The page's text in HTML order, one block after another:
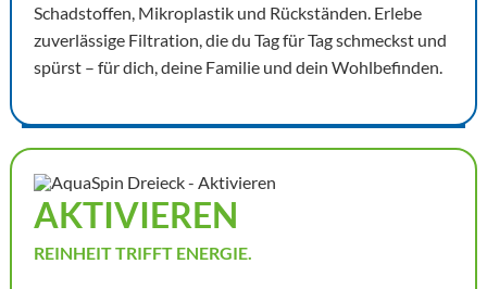
Schadstoffen, Mikroplastik und Rückständen. Erlebe
zuverlässige Filtration, die du Tag für Tag schmeckst und
spürst – für dich, deine Familie und dein Wohlbefinden.
AKTIVIEREN
REINHEIT TRIFFT ENERGIE.